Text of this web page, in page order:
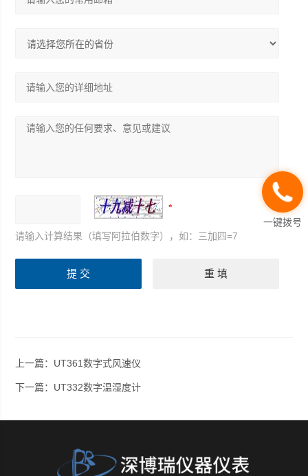
请输入计算结果（填写阿拉伯数字），如：三加四=7
上一篇： UT361数字式风速仪
下一篇： UT332数字温湿度计
一键拨号